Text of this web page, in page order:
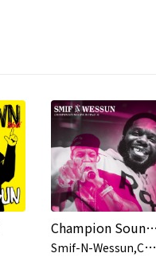
Champion Sound (Live from Prague)
S
mif-N-Wessun,Champion Sound